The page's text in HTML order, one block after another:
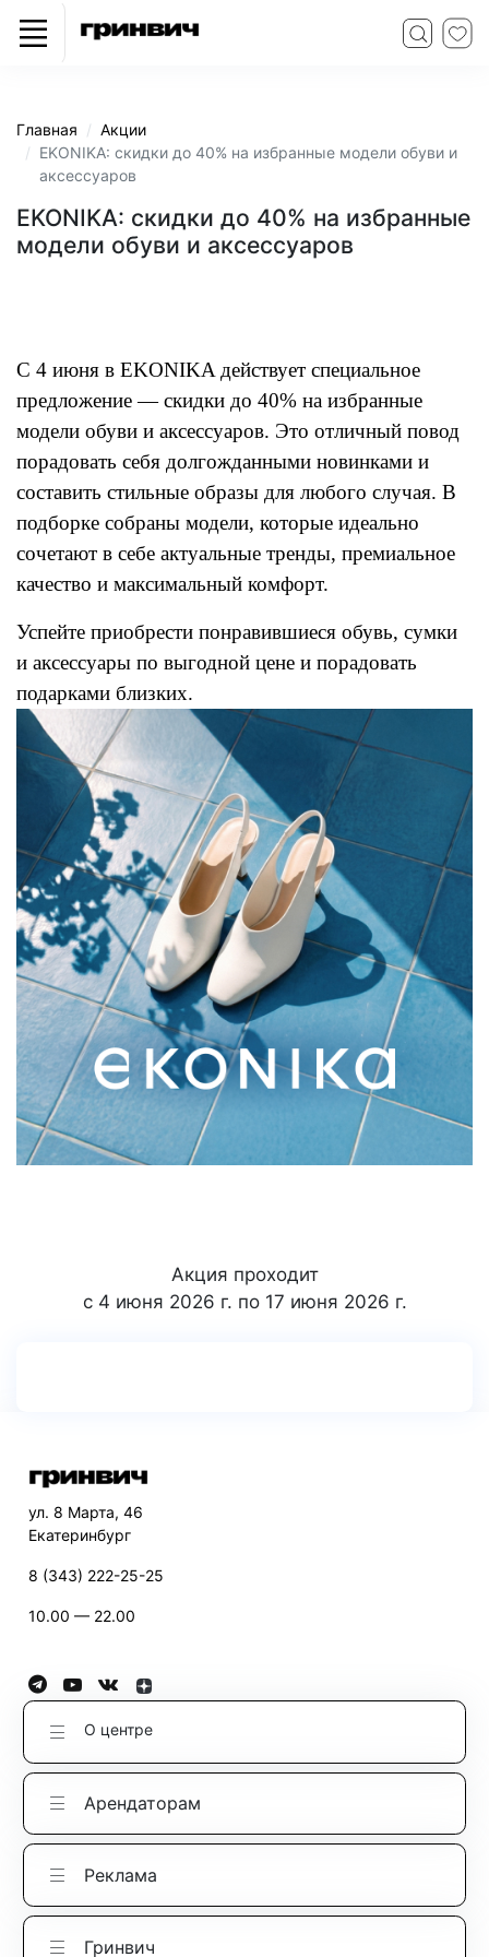
Главная
Акции
EKONIKA: скидки до 40% на избранные модели обуви и
аксессуаров
EKONIKA: скидки до 40% на избранные
модели обуви и аксессуаров
С 4 июня в EKONIKA действует специальное
предложение — скидки до 40% на избранные
модели обуви и аксессуаров. Это отличный повод
порадовать себя долгожданными новинками и
составить стильные образы для любого случая. В
подборке собраны модели, которые идеально
сочетают в себе актуальные тренды, премиальное
качество и максимальный комфорт.
Успейте приобрести понравившиеся обувь, сумки
и аксессуары по выгодной цене и порадовать
подарками близких.
Акция проходит
с 4 июня 2026 г. по 17 июня 2026 г.
ул. 8 Марта, 46
Екатеринбург
8 (343) 222-25-25
10.00 — 22.00
О центре
Арендаторам
Реклама
Гринвич